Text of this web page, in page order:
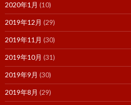
2020年1月 (10)
2019年12月 (29)
2019年11月 (30)
2019年10月 (31)
2019年9月 (30)
2019年8月 (29)